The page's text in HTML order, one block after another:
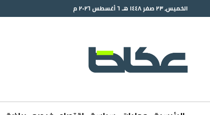
الخميس، ٢٣ صفر ١٤٤٨ هـ ٦ أغسطس ٢٠٢٦ م